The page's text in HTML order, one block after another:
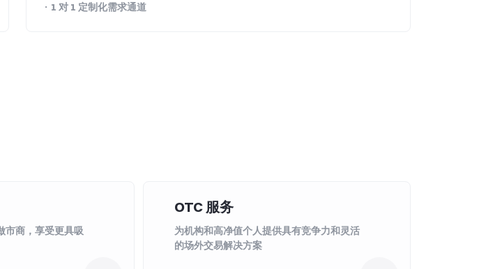
· 1 对 1 定制化需求通道
市商，享受更具吸
OTC 服务
为机构和高净值个人提供具有竞争力和灵活
的场外交易解决方案